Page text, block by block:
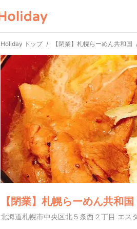
Holiday トップ 【閉業】札幌らーめん共和国
【閉業】札幌らーめん共和国
北海道札幌市中央区北５条西２丁目 エス